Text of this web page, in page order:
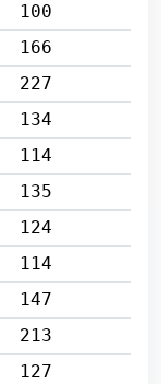
100
166
227
134
114
135
124
114
147
213
127